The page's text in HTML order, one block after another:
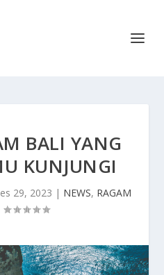
BALI YANG
KUNJUNGI
29, 2023 | NEWS, RAGAM